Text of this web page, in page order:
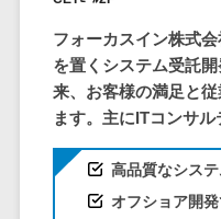
BPM
ワー
フォーカスイン株式
を置くシステム受託
来、お客様の満足と
ます。主にITコンサル
高品質なシス
オフショア開